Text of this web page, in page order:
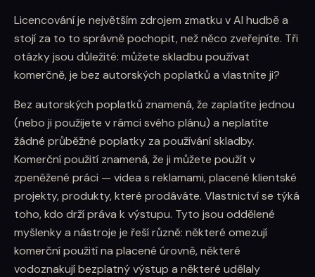
Licencování je největším zdrojem zmatku v AI hudbě a
stojí za to to správně pochopit, než něco zveřejníte. Tři
otázky jsou důležité: můžete skladbu používat
komerčně, je bez autorských poplatků a vlastníte ji?
Bez autorských poplatků znamená, že zaplatíte jednou
(nebo ji použijete v rámci svého plánu) a neplatíte
žádné průběžné poplatky za používání skladby.
Komerční použití znamená, že ji můžete použít v
zpeněžené práci — videa s reklamami, placené klientské
projekty, produkty, které prodáváte. Vlastnictví se týká
toho, kdo drží práva k výstupu. Tyto jsou oddělené
myšlenky a nástroje je řeší různě: některé omezují
komerční použití na placené úrovně, některé
vodoznakují bezplatný výstup a některé udělaly